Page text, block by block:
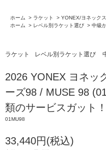
ホーム > ラケット > YONEX/ヨネックス
ホーム
> レベル別ラケット選び > 中級
ラケット レベル別ラケット選び
2026 YONEX ヨネッ
ーズ98 / MUSE 98
類のサービスガット
01MU98
33,440円(税込)